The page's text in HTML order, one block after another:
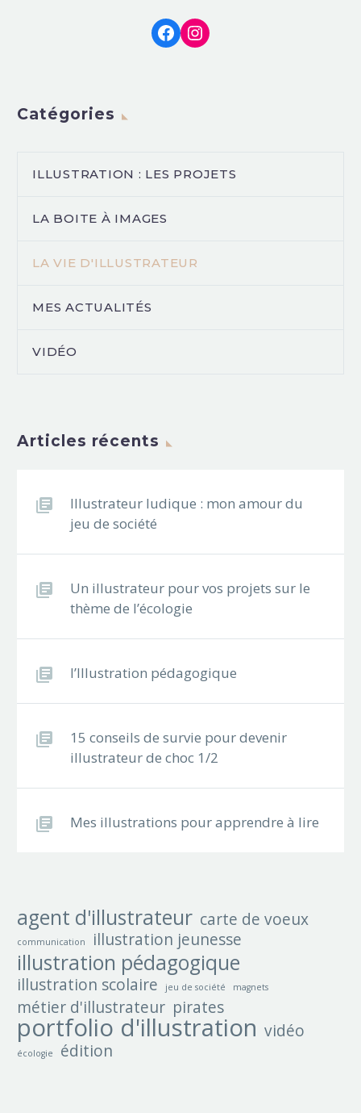
Facebook
Instagram
Catégories
ILLUSTRATION : LES PROJETS
LA BOITE À IMAGES
LA VIE D'ILLUSTRATEUR
MES ACTUALITÉS
VIDÉO
Articles récents
Illustrateur ludique : mon amour du
jeu de société
Un illustrateur pour vos projets sur le
thème de l’écologie
l’Illustration pédagogique
15 conseils de survie pour devenir
illustrateur de choc 1/2
Mes illustrations pour apprendre à lire
agent d'illustrateur carte de voeux
communication illustration jeunesse
illustration pédagogique
illustration scolaire jeu de société magnets
métier d'illustrateur pirates
portfolio d'illustration vidéo
écologie édition